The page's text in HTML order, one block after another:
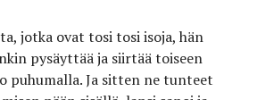
jotka ovat tosi tosi isoja, hän
pysäyttää ja siirtää toiseen
puhumalla. Ja sitten ne tunteet